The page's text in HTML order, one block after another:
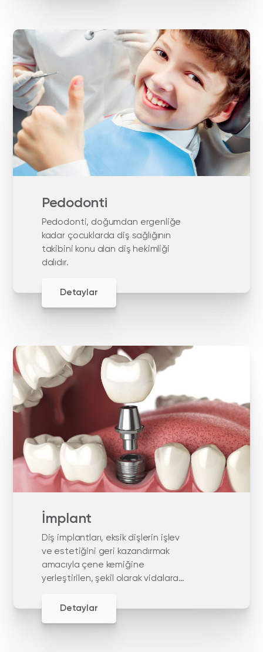
Pedodonti
Pedodonti, doğumdan ergenliğe
kadar çocuklarda diş sağlığının
takibini konu alan diş hekimliği
dalıdır.
Detaylar
İmplant
Diş implantları, eksik dişlerin işlev
ve estetiğini geri kazandırmak
amacıyla çene kemiğine
yerleştirilen, şekil olarak vidalara
implantları, yüksek doku uyumu
Detaylar